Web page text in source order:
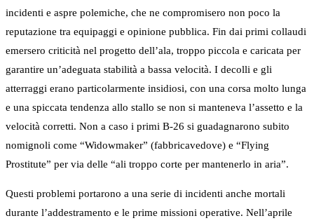
incidenti e aspre polemiche, che ne compromisero non poco la
reputazione tra equipaggi e opinione pubblica. Fin dai primi collaudi
emersero criticità nel progetto dell’ala, troppo piccola e caricata per
garantire un’adeguata stabilità a bassa velocità. I decolli e gli
atterraggi erano particolarmente insidiosi, con una corsa molto lunga
e una spiccata tendenza allo stallo se non si manteneva l’assetto e la
velocità corretti. Non a caso i primi B-26 si guadagnarono subito
nomignoli come “Widowmaker” (fabbricavedove) e “Flying
Prostitute” per via delle “ali troppo corte per mantenerlo in aria”.
Questi problemi portarono a una serie di incidenti anche mortali
durante l’addestramento e le prime missioni operative. Nell’aprile